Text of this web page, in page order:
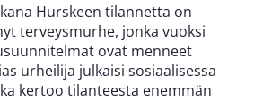
Hurskeen tilannetta on
terveysmurhe, jonka vuoksi
ovat menneet
urheilija julkaisi sosiaalisessa
kertoo tilanteesta enemmän